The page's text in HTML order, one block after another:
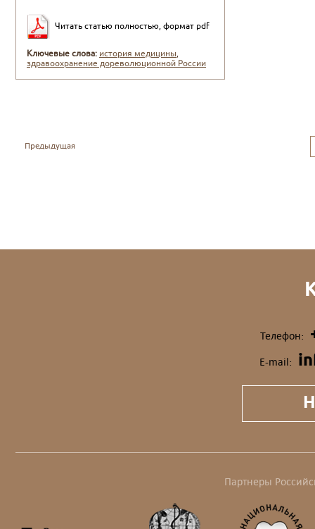
Читать статью полностью, формат pdf
Ключевые слова: история медицины,
здравоохранение дореволюционной России
Предыдущая
Телефон:
E-mail:
Партнеры